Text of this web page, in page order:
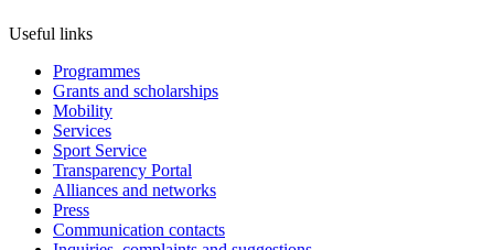
Useful links
Programmes
Grants and scholarships
Mobility
Services
Sport Service
Transparency Portal
Alliances and networks
Press
Communication contacts